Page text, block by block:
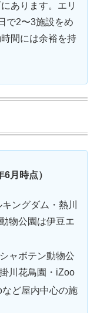
あります。エリ
で2〜3施設をめ
間には余裕を持
月時点）
ングダム・熱川
物公園は伊豆エ
ャボテン動物公
川花鳥園・iZoo
ど屋内中心の施